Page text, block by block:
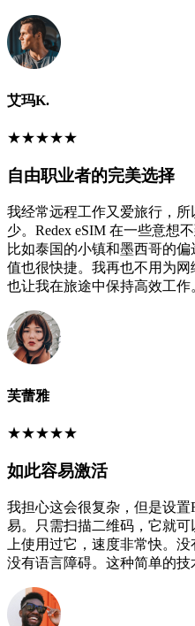
艾玛K.
★★★★★
自由职业者的完美选择
我经常远程工作又爱旅行，
少。Redex eSIM 在一些意想
比如泰国的小镇和墨西哥的
值也很快捷。我再也不用为
也让我在旅途中保持高效工作
芙蕾雅
★★★★★
如此容易激活
我担心这会很复杂，但是设置
易。只需扫描二维码，它就可
上使用过它，速度非常快。
没有语言障碍。这种简单的技